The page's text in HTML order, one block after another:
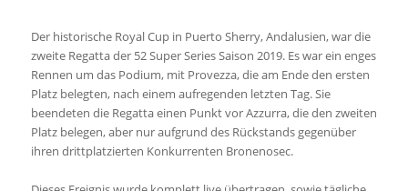
Der historische Royal Cup in Puerto Sherry, Andalusien, war die
zweite Regatta der 52 Super Series Saison 2019. Es war ein enges
Rennen um das Podium, mit Provezza, die am Ende den ersten
Platz belegten, nach einem aufregenden letzten Tag. Sie
beendeten die Regatta einen Punkt vor Azzurra, die den zweiten
Platz belegen, aber nur aufgrund des Rückstands gegenüber
ihren drittplatzierten Konkurrenten Bronenosec.